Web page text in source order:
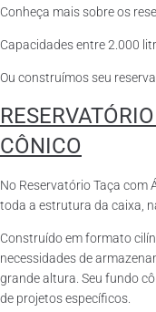
Conheça mais sobre os
Capacidades entre 2.000
Ou construímos seu
CÔNICO
No Reservatório Taça com
toda a estrutura da caixa,
Construído em formato
necessidades de
grande altura. Seu fundo
de projetos específicos.